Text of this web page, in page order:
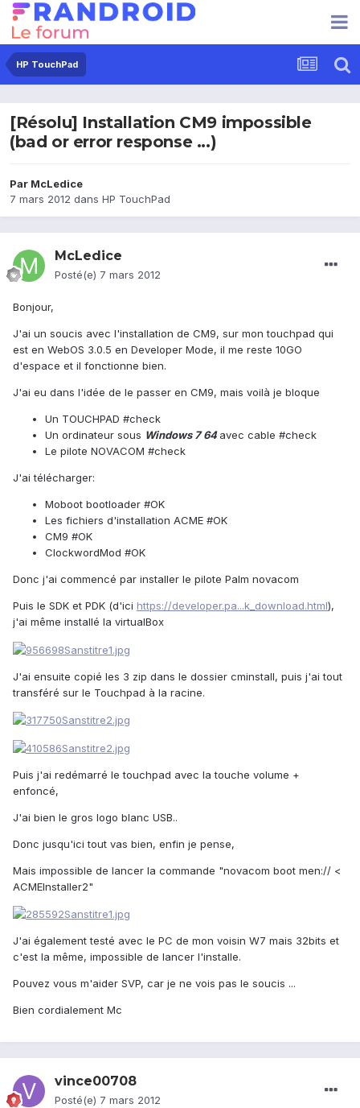
HP TouchPad
[Résolu] Installation CM9 impossible
(bad or error response ...)
Par McLedice
7 mars 2012 dans HP TouchPad
McLedice
Posté(e) 7 mars 2012
Bonjour,
J'ai un soucis avec l'installation de CM9, sur mon touchpad qui
est en WebOS 3.0.5 en Developer Mode, il me reste 10GO
d'espace et il fonctionne bien.
J'ai eu dans l'idée de le passer en CM9, mais voilà je bloque
Un TOUCHPAD #check
Un ordinateur sous Windows 7 64avec cable #check
Le pilote NOVACOM #check
J'ai télécharger:
Moboot bootloader #OK
Les fichiers d'installation ACME #OK
CM9 #OK
ClockwordMod #OK
Donc j'ai commencé par installer le pilote Palm novacom
Puis le SDK et PDK (d'ici https://developer.pa...k_download.html),
j'ai même installé la virtualBox
J'ai ensuite copié les 3 zip dans le dossier cminstall, puis j'ai tout
transféré sur le Touchpad à la racine.
Puis j'ai redémarré le touchpad avec la touche volume +
enfoncé,
J'ai bien le gros logo blanc USB..
Donc jusqu'ici tout vas bien, enfin je pense,
Mais impossible de lancer la commande "novacom boot men:// <
ACMEInstaller2"
J'ai également testé avec le PC de mon voisin W7 mais 32bits et
c'est la même, impossible de lancer l'installe.
Pouvez vous m'aider SVP, car je ne vois pas le soucis ...
Bien cordialement Mc
vince00708
Posté(e) 7 mars 2012